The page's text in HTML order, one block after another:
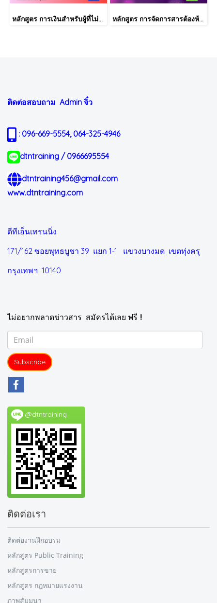
หลักสูตร การเงินสำหรับผู้ที่ไม่ได้มีวิชาชีพด้านการเงิน (Finance for Non-Finance Professionals) หลักสูตร การจัดการสารต้องห้ามตามระเบียบ RoHS V2.1, REACH และ QC080000
ติดต่อสอบถาม Admin จิ๋ว
: 096-669-5554, 064-325-4946
dtntraining / 0966695554
dtntraining456@gmail.com
www.dtntraining.com
ดีทีเอ็นเทรนนิ่ง
171/162 ซอยพุทธบูชา 39 แยก 1-1 แขวงบางมด เขตทุ่งครุ
กรุงเทพฯ 10140
ไม่อยากพลาดข่าวสาร สมัครได้เลย ฟรี !!
Subscribe
@dtntraining
ติดต่อเรา
ติดต่องานฝึกอบรม
หลักสูตร Public Training
หลักสูตรการขาย
หลักสูตร กฎหมายแรงงาน
ภาพสัมมนา